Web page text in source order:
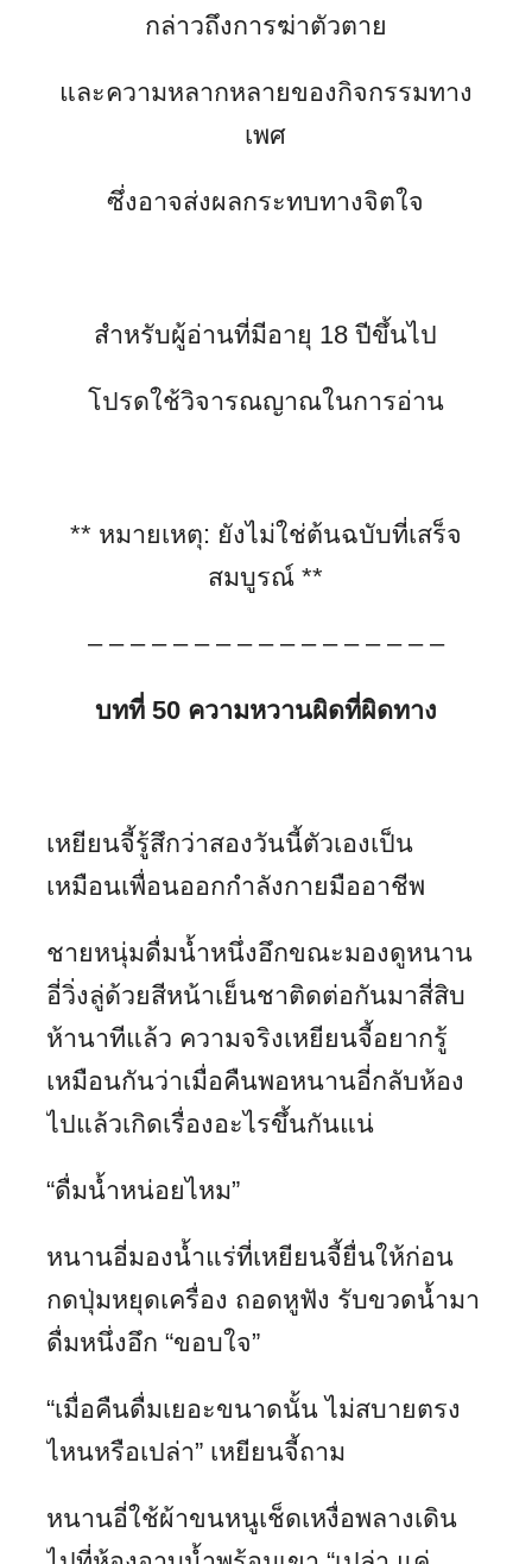
กล่าวถึงการฆ่าตัวตาย
และความหลากหลายของกิจกรรมทาง
เพศ
ซึ่งอาจส่งผลกระทบทางจิตใจ
สำหรับผู้อ่านที่มีอายุ 18 ปีขึ้นไป
โปรดใช้วิจารณญาณในการอ่าน
** หมายเหตุ: ยังไม่ใช่ต้นฉบับที่เสร็จ
สมบูรณ์ **
– – – – – – – – – – – – – – – – –
บทที่ 50 ความหวานผิดที่ผิดทาง
เหยียนจี้รู้สึกว่าสองวันนี้ตัวเองเป็น
เหมือนเพื่อนออกกำลังกายมืออาชีพ
ชายหนุ่มดื่มน้ำหนึ่งอึกขณะมองดูหนาน
อี่วิ่งลู่ด้วยสีหน้าเย็นชาติดต่อกันมาสี่สิบ
ห้านาทีแล้ว ความจริงเหยียนจี้อยากรู้
เหมือนกันว่าเมื่อคืนพอหนานอี่กลับห้อง
ไปแล้วเกิดเรื่องอะไรขึ้นกันแน่
“ดื่มน้ำหน่อยไหม”
หนานอี่มองน้ำแร่ที่เหยียนจี้ยื่นให้ก่อน
กดปุ่มหยุดเครื่อง ถอดหูฟัง รับขวดน้ำมา
ดื่มหนึ่งอึก “ขอบใจ”
“เมื่อคืนดื่มเยอะขนาดนั้น ไม่สบายตรง
ไหนหรือเปล่า” เหยียนจี้ถาม
หนานอี่ใช้ผ้าขนหนูเช็ดเหงื่อพลางเดิน